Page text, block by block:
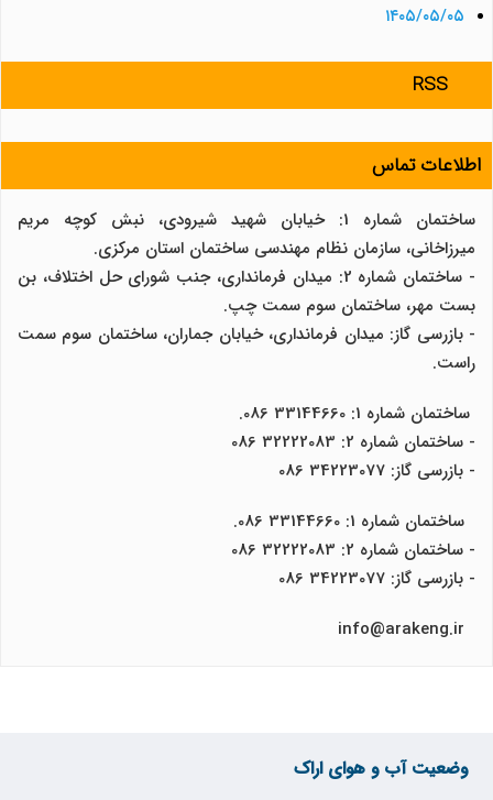
۱۴۰۵/۰۵/۰۵
RSS
اطلاعات تماس
ساختمان شماره 1: خیابان شهید شیرودی، نبش کوچه مریم
میرزاخانی، سازمان نظام مهندسی ساختمان استان مرکزی.
- ساختمان شماره 2: میدان فرمانداری، جنب شورای حل اختلاف، بن
بست مهر، ساختمان سوم سمت چپ.
- بازرسی گاز: میدان فرمانداری، خیابان جماران، ساختمان سوم سمت
راست.
ساختمان شماره 1: 33144660 086.
- ساختمان شماره 2: 32222083 086
- بازرسی گاز: 34223077 086
ساختمان شماره 1: 33144660 086.
- ساختمان شماره 2: 32222083 086
- بازرسی گاز: 34223077 086
وضعیت آب و هوای اراک